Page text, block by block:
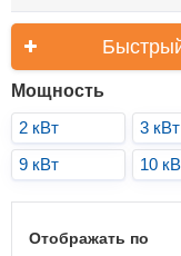
Мощность
2 кВт
3 кВт
9 кВт
10
Отображать по